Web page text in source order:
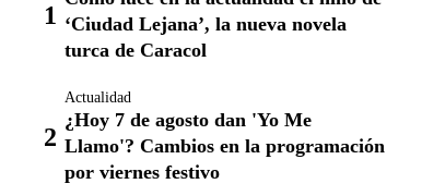
‘Ciudad Lejana’, la nueva novela
turca de Caracol
Actualidad
¿Hoy 7 de agosto dan 'Yo Me
Llamo'? Cambios en la programación
por viernes festivo